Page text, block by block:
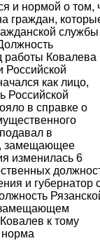
и нормой о том,
граждан,
работы Ковалева
Российской
как лицо,
Российской
в справке о
в
замещающее
изменилась 6
и губернатор
замещающем
к тому
норма